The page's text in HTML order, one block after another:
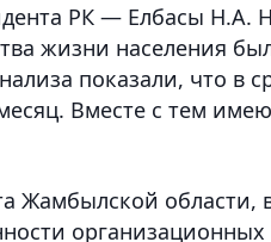
РК — Елбасы Н.А.
жизни населения
показали, что в
Вместе с тем
Жамбылской области,
организационных